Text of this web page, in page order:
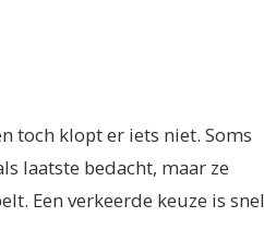
toch klopt er iets niet. Soms
laatste bedacht, maar ze
Een verkeerde keuze is snel